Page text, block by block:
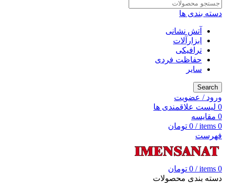
دسته بندی ها
آتش نشانی
ابزارآلات
ترافیکی
حفاظت فردی
سایر
Search
ورود / عضویت
0 لیست علاقمندی ها
0 مقایسه
0
items
/
0 تومان
فهرست
0
items
/
0 تومان
دسته بندی محصولات